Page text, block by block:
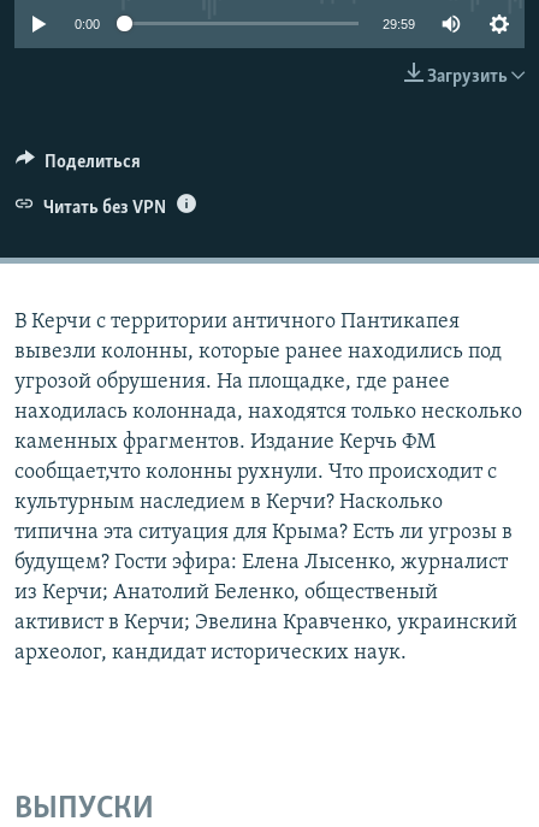
ПОБЕДИТЕЛЕЙ НЕ СУДЯТ?
УКРАИНСКАЯ ПРОБЛЕМА КРЫМА
ПРИСОЕДИНЯЙТЕСЬ!
0:00 29:59
Загрузить
Поделиться
Читать без VPN
В Керчи с территории античного Пантикапея
вывезли колонны, которые ранее находились под
угрозой обрушения. На площадке, где ранее
находилась колоннада, находятся только несколько
каменных фрагментов. Издание Керчь ФМ
сообщает,что колонны рухнули. Что происходит с
культурным наследием в Керчи? Насколько
типична эта ситуация для Крыма? Есть ли угрозы в
будущем? Гости эфира: Елена Лысенко, журналист
из Керчи; Анатолий Беленко, общественый
активист в Керчи; Эвелина Кравченко, украинский
археолог, кандидат исторических наук.
ВЫПУСКИ